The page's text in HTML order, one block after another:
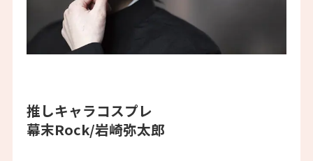
推しキャラコスプレ
幕末Rock/岩崎弥太郎